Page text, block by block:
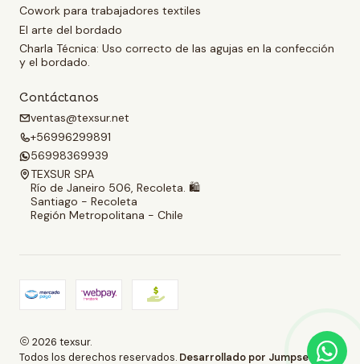
Cowork para trabajadores textiles
El arte del bordado
Charla Técnica: Uso correcto de las agujas en la confección
y el bordado.
Contáctanos
ventas@texsur.net
+56996299891
56998369939
TEXSUR SPA
Río de Janeiro 506, Recoleta. 🛍️
Santiago - Recoleta
Región Metropolitana - Chile
2026 texsur.
Todos los derechos reservados. Desarrollado por Jumpseller.